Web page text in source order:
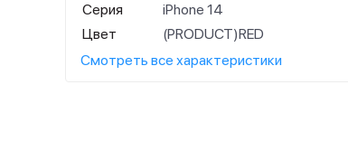
Серия
iPhone 14
Цвет
(PRODUCT)RED
Смотреть все характеристики